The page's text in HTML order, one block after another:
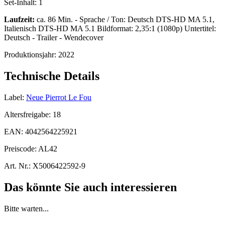
Set-Inhalt: 1
Laufzeit: ca. 86 Min. - Sprache / Ton: Deutsch DTS-HD MA 5.1,
Italienisch DTS-HD MA 5.1 Bildformat: 2,35:1 (1080p) Untertitel:
Deutsch - Trailer - Wendecover
Produktionsjahr: 2022
Technische Details
Label: Neue Pierrot Le Fou
Altersfreigabe: 18
EAN: 4042564225921
Preiscode: AL42
Art. Nr.: X5006422592-9
Das könnte Sie auch interessieren
Bitte warten...